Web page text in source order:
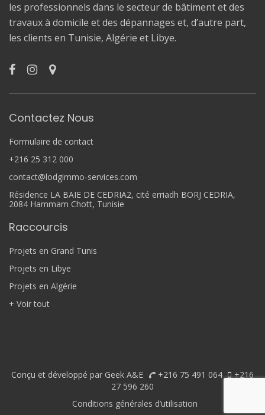
les professionnels dans le secteur de bâtiment et des
travaux à domicile et des dépannages et, d’autre part,
les clients en Tunisie, Algérie et Libye.
Contactez Nous
Formulaire de contact
+216 25 312 000
contact@lodgimmo-services.com
Résidence LA BAIE DE CEDRIA2, cité erriadh BORJ CEDRIA,
2084 Hammam Chott, Tunisie
Raccourcis
Projets en Grand Tunis
Projets en Libye
Projets en Algérie
+ Voir tout
Conçu et développé par Geek A&E +216 75 491 064
+216
27 596 260
Conditions générales d’utilisation